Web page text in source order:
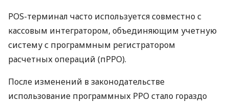
POS-терминал часто используется совместно с
кассовым интегратором, объединяющим учетную
систему с программным регистратором
расчетных операций (пРРО).
После изменений в законодательстве
использование программных РРО стало гораздо